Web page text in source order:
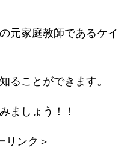
元家庭教師であるケイ
ることができます。
ましょう！！
リンク＞